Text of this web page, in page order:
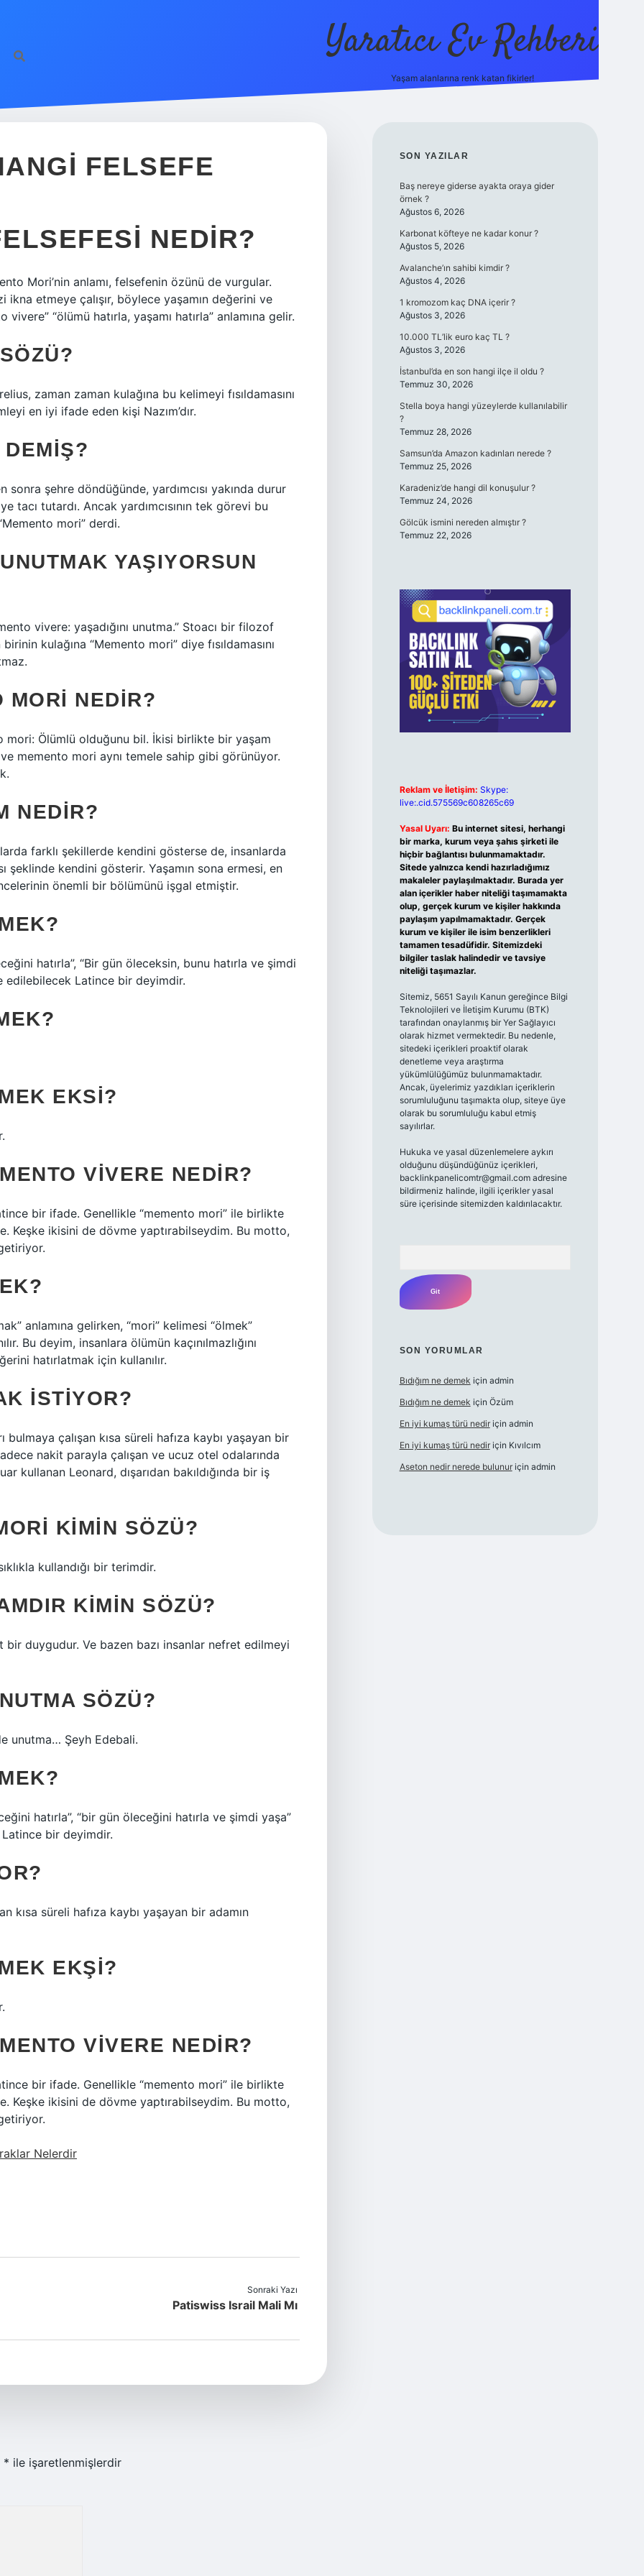
Yaratıcı Ev Rehberi
Yaşam alanlarına renk katan fikirler!
FELSEFE
NEDIR?
Mori’nin anlamı, felsefenin özünü de vurgular.
etmeye çalışır, böylece yaşamın değerini ve
“ölümü hatırla, yaşamı hatırla” anlamına gelir.
zaman zaman kulağına bu kelimeyi fısıldamasını
en iyi ifade eden kişi Nazım’dır.
DEMIŞ?
şehre döndüğünde, yardımcısı yakında durur
tacı tutardı. Ancak yardımcısının tek görevi bu
mori” derdi.
YAŞIYORSUN
vivere: yaşadığını unutma.” Stoacı bir filozof
kulağına “Memento mori” diye fısıldamasını
MORI NEDIR?
mori: Ölümlü olduğunu bil. İkisi birlikte bir yaşam
memento mori aynı temele sahip gibi görünüyor.
NEDIR?
farklı şekillerde kendini gösterse de, insanlarda
şeklinde kendini gösterir. Yaşamın sona ermesi, en
önemli bir bölümünü işgal etmiştir.
hatırla”, “Bir gün öleceksin, bunu hatırla ve şimdi
edilebilecek Latince bir deyimdir.
EKSI?
VIVERE NEDIR?
bir ifade. Genellikle “memento mori” ile birlikte
Keşke ikisini de dövme yaptırabilseydim. Bu motto,
anlamına gelirken, “mori” kelimesi “ölmek”
Bu deyim, insanlara ölümün kaçınılmazlığını
hatırlatmak için kullanılır.
ISTIYOR?
bulmaya çalışan kısa süreli hafıza kaybı yaşayan bir
nakit parayla çalışan ve ucuz otel odalarında
kullanan Leonard, dışarıdan bakıldığında bir iş
KIMIN SÖZÜ?
kullandığı bir terimdir.
KIMIN SÖZÜ?
bir duygudur. Ve bazen bazı insanlar nefret edilmeyi
SÖZÜ?
unutma… Şeyh Edebali.
hatırla”, “bir gün öleceğini hatırla ve şimdi yaşa”
bir deyimdir.
kısa süreli hafıza kaybı yaşayan bir adamın
EKŞI?
VIVERE NEDIR?
bir ifade. Genellikle “memento mori” ile birlikte
Keşke ikisini de dövme yaptırabilseydim. Bu motto,
Nelerdir
Sonraki Yazı
Patiswiss Israil Mali Mı
* ile işaretlenmişlerdir
SIDEBAR
SON YAZILAR
Baş nereye giderse ayakta oraya gider
örnek ?
Ağustos 6, 2026
Karbonat köfteye ne kadar konur ?
Ağustos 5, 2026
Avalanche’ın sahibi kimdir ?
Ağustos 4, 2026
1 kromozom kaç DNA içerir ?
Ağustos 3, 2026
10.000 TL’lik euro kaç TL ?
Ağustos 3, 2026
İstanbul’da en son hangi ilçe il oldu ?
Temmuz 30, 2026
Stella boya hangi yüzeylerde kullanılabilir
?
Temmuz 28, 2026
Samsun’da Amazon kadınları nerede ?
Temmuz 25, 2026
Karadeniz’de hangi dil konuşulur ?
Temmuz 24, 2026
Gölcük ismini nereden almıştır ?
Temmuz 22, 2026
Reklam ve İletişim: Skype:
live:.cid.575569c608265c69
Yasal Uyarı: Bu internet sitesi, herhangi
bir marka, kurum veya şahıs şirketi ile
hiçbir bağlantısı bulunmamaktadır.
Sitede yalnızca kendi hazırladığımız
makaleler paylaşılmaktadır. Burada yer
alan içerikler haber niteliği taşımamakta
olup, gerçek kurum ve kişiler hakkında
paylaşım yapılmamaktadır. Gerçek
kurum ve kişiler ile isim benzerlikleri
tamamen tesadüfidir. Sitemizdeki
bilgiler taslak halindedir ve tavsiye
niteliği taşımazlar.
Sitemiz, 5651 Sayılı Kanun gereğince Bilgi
Teknolojileri ve İletişim Kurumu (BTK)
tarafından onaylanmış bir Yer Sağlayıcı
olarak hizmet vermektedir. Bu nedenle,
sitedeki içerikleri proaktif olarak
denetleme veya araştırma
yükümlülüğümüz bulunmamaktadır.
Ancak, üyelerimiz yazdıkları içeriklerin
sorumluluğunu taşımakta olup, siteye üye
olarak bu sorumluluğu kabul etmiş
sayılırlar.
Hukuka ve yasal düzenlemelere aykırı
olduğunu düşündüğünüz içerikleri,
backlinkpanelicomtr@gmail.comadresine
bildirmeniz halinde, ilgili içerikler yasal
süre içerisinde sitemizden kaldırılacaktır.
SON YORUMLAR
Bıdığım ne demek için admin
Bıdığım ne demek için Özüm
En iyi kumaş türü nediriçin admin
En iyi kumaş türü nediriçin Kıvılcım
Aseton nedir nerede bulunuriçin admin